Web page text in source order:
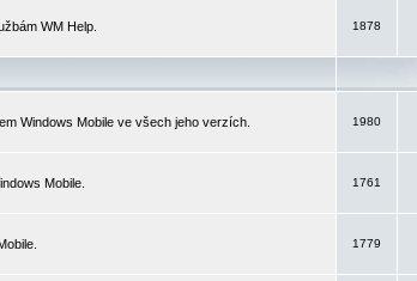
WM Help.
1878
Windows Mobile ve všech jeho verzích.
1980
Mobile.
1761
1779